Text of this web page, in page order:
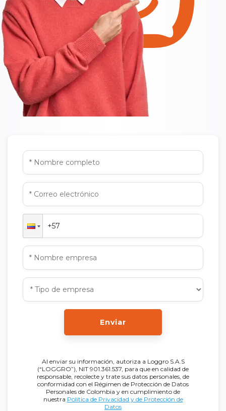
Enviar
Al enviar su información, autoriza a Loggro S.A.S
(“LOGGRO”), NIT 901.361.537, para que en calidad de
responsable, recolecte y trate sus datos personales, de
conformidad con el Régimen de Protección de Datos
Personales de Colombia y en cumplimiento de
nuestra Política de Privacidad y de Protección de
Datos